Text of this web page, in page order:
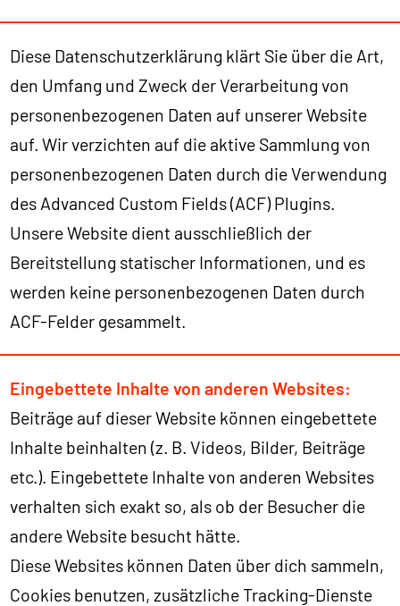
Diese Datenschutzerklärung klärt Sie über die Art,
den Umfang und Zweck der Verarbeitung von
personenbezogenen Daten auf unserer Website
auf. Wir verzichten auf die aktive Sammlung von
personenbezogenen Daten durch die Verwendung
des Advanced Custom Fields (ACF) Plugins.
Unsere Website dient ausschließlich der
Bereitstellung statischer Informationen, und es
werden keine personenbezogenen Daten durch
ACF-Felder gesammelt.
Eingebettete Inhalte von anderen Websites:
Beiträge auf dieser Website können eingebettete
Inhalte beinhalten (z. B. Videos, Bilder, Beiträge
etc.). Eingebettete Inhalte von anderen Websites
verhalten sich exakt so, als ob der Besucher die
andere Website besucht hätte.
Diese Websites können Daten über dich sammeln,
Cookies benutzen, zusätzliche Tracking-Dienste